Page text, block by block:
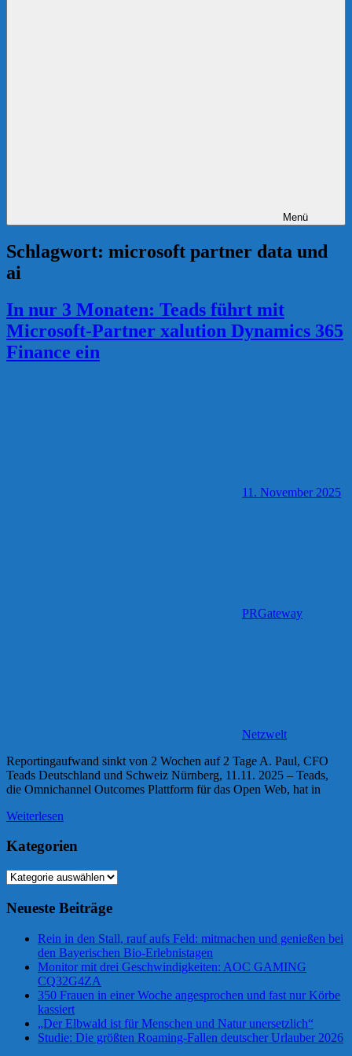
Menü
Schlagwort: microsoft partner data und
ai
In nur 3 Monaten: Teads führt mit
Microsoft-Partner xalution Dynamics 365
Finance ein
11. November 2025
PRGateway
Netzwelt
Reportingaufwand sinkt von 2 Wochen auf 2 Tage A. Paul, CFO
Teads Deutschland und Schweiz Nürnberg, 11.11. 2025 – Teads,
die Omnichannel Outcomes Plattform für das Open Web, hat in
Weiterlesen
Kategorien
Kategorien
Neueste Beiträge
Rein in den Stall, rauf aufs Feld: mitmachen und genießen bei
den Bayerischen Bio-Erlebnistagen
Monitor mit drei Geschwindigkeiten: AOC GAMING
CQ32G4ZA
350 Frauen in einer Woche angesprochen und fast nur Körbe
kassiert
„Der Elbwald ist für Menschen und Natur unersetzlich“
Studie: Die größten Roaming-Fallen deutscher Urlauber 2026